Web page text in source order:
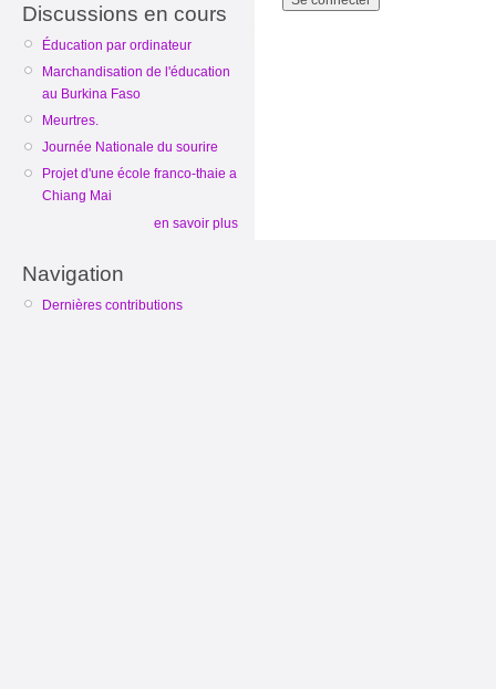
Discussions en cours
Éducation par ordinateur
Marchandisation de l'éducation
au Burkina Faso
Meurtres.
Journée Nationale du sourire
Projet d'une école franco-thaie a
Chiang Mai
en savoir plus
Navigation
Dernières contributions